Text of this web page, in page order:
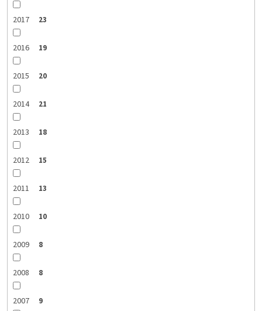
2017 23
2016 19
2015 20
2014 21
2013 18
2012 15
2011 13
2010 10
2009 8
2008 8
2007 9